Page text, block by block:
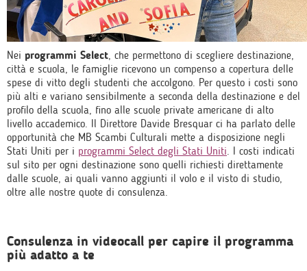
Nei programmi Select, che permettono di scegliere destinazione,
città e scuola, le famiglie ricevono un compenso a copertura delle
spese di vitto degli studenti che accolgono. Per questo i costi sono
più alti e variano sensibilmente a seconda della destinazione e del
profilo della scuola, fino alle scuole private americane di alto
livello accademico. Il Direttore Davide Bresquar ci ha parlato delle
opportunità che MB Scambi Culturali mette a disposizione negli
Stati Uniti per i programmi Select degli Stati Uniti. I costi indicati
sul sito per ogni destinazione sono quelli richiesti direttamente
dalle scuole, ai quali vanno aggiunti il volo e il visto di studio,
oltre alle nostre quote di consulenza.
Consulenza in videocall per capire il programma
più adatto a te